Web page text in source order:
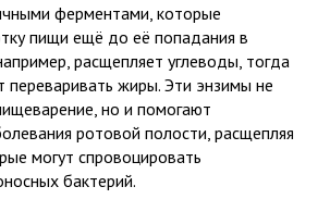
ферментами, которые
пищи ещё до её попадания в
расщепляет углеводы, тогда
переваривать жиры. Эти энзимы не
но и помогают
ротовой полости, расщепляя
могут спровоцировать
бактерий.